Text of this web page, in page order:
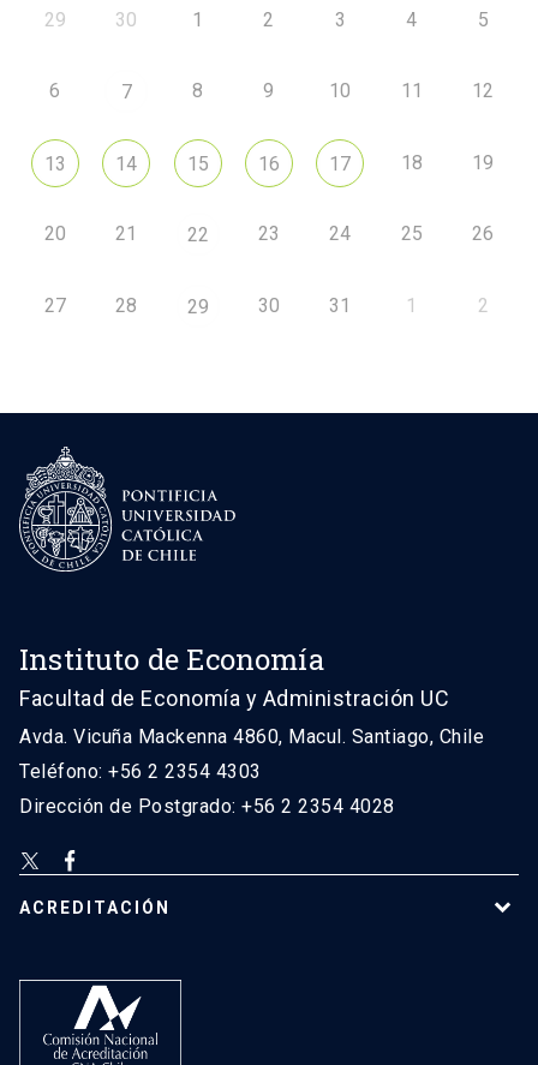
29 30 1 2 3 4 5
6 7 8 9 10 11 12
13 14 15 16 17 18 19
20 21 22 23 24 25 26
27 28 29 30 31 1 2
Instituto de Economía
Facultad de Economía y Administración UC
Avda. Vicuña Mackenna 4860, Macul. Santiago, Chile
Teléfono: +56 2 2354 4303
Dirección de Postgrado: +56 2 2354 4028
ACREDITACIÓN